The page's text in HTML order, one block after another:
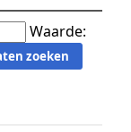
Waarde: